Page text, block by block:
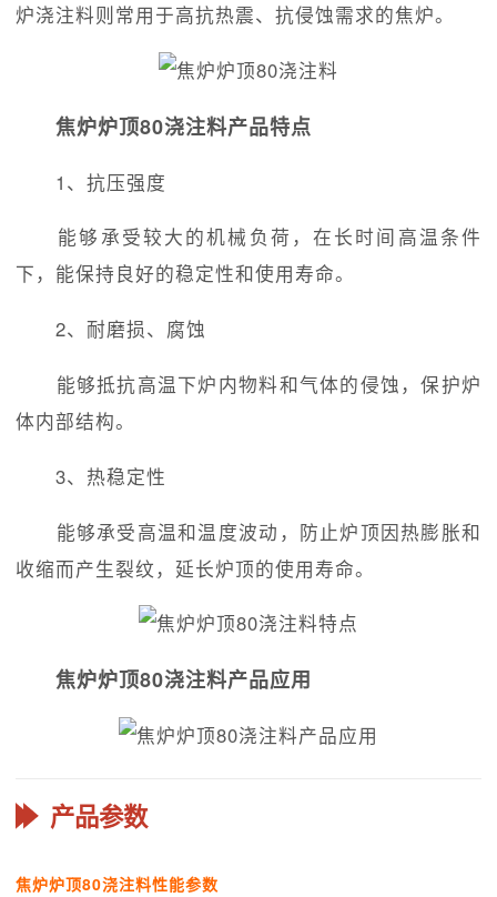
炉浇注料则常用于高抗热震、抗侵蚀需求的焦炉。
焦炉炉顶80浇注料产品特点
1、抗压强度
能够承受较大的机械负荷，在长时间高温条件
下，能保持良好的稳定性和使用寿命。
2、耐磨损、腐蚀
能够抵抗高温下炉内物料和气体的侵蚀，保护炉
体内部结构。
3、热稳定性
能够承受高温和温度波动，防止炉顶因热膨胀和
收缩而产生裂纹，延长炉顶的使用寿命。
焦炉炉顶80浇注料产品应用
产品参数
焦炉炉顶80浇注料性能参数